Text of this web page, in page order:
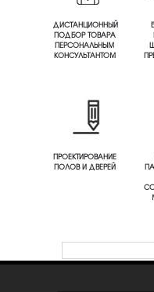
ДИСТАНЦИОННЫЙ
ПОДБОР ТОВАРА
ПЕРСОНАЛЬНЫМ
КОНСУЛЬТАНТОМ
ПРОЕКТИРОВАНИЕ
ПОЛОВ И ДВЕРЕЙ